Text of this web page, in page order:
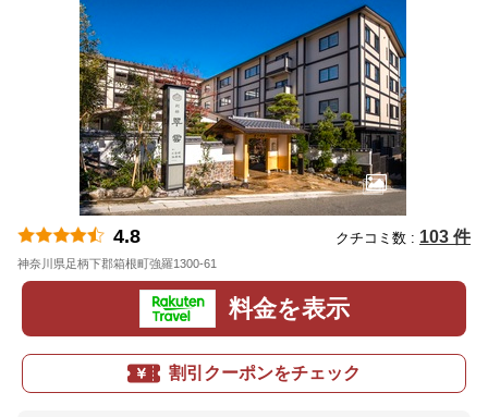
4.8 クチコミ数 : 103 件
神奈川県足柄下郡箱根町強羅1300-61
料金を表示
割引クーポンをチェック